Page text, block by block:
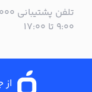
۹:۰۰ تا ۱۷:۰۰